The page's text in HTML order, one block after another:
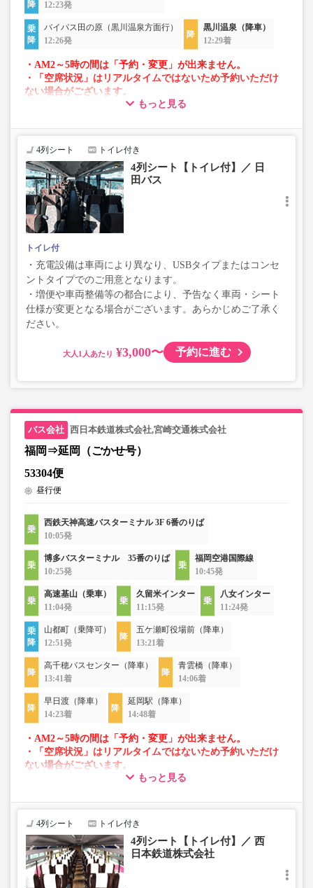
12:23発
バイパス田の原（黒川温泉方面行）
12:26発
黒川温泉（降車）
12:29着
・AM2～5時の間は「予約・変更」が出来ません。
・「空席状況」はリアルタイムではないため予約いただけ
ない場合がございます。
・車両は予告なく変更となる場合がございます。これに伴
で、あらかじめご了承ください。
もっと見る
4列シート トイレ付き
4列シート【トイレ付】／ 日
田バス
トイレ付
・充電設備は車両により異なり、USBタイプまたはコンセ
ントタイプでのご用意となります。
・増便や車両整備等の都合により、予告なく車両・シート
仕様が変更となる場合がございます。あらかじめご了承く
ださい。
大人 ¥3,000〜 予約に進む
西日本鉄道株式会社,宮崎交通株式会社
福岡⇒延岡（ごかせ号）
53304便
昼行便
西鉄天神高速バスターミナル 3F 6番のりば
10:05発
博多バスターミナル 35番のりば
10:25発
福岡空港国際線
10:45発
高速基山（乗車）
11:04発
久留米インター
11:15発
八女インター
11:24発
山都町（乗降可）
12:51発
五ケ瀬町役場前（降車）
13:21着
高千穂バスセンター（降車）
13:41着
青雲橋（降車）
14:06着
早日渡（降車）
14:23着
延岡駅（降車）
14:48着
・AM2～5時の間は「予約・変更」が出来ません。
・「空席状況」はリアルタイムではないため予約いただけ
ない場合がございます。
・車両は予告なく変更となる場合がございます。これに伴
で、あらかじめご了承ください。
もっと見る
4列シート トイレ付き
4列シート【トイレ付】／ 西
日本鉄道株式会社